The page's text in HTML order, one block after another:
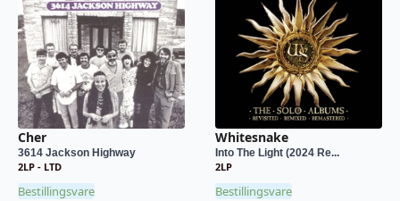
Cher
3614 Jackson Highway
2LP - LTD
Bestillingsvare
Whitesnake
Into The Light (2024 Re...
2LP
Bestillingsvare